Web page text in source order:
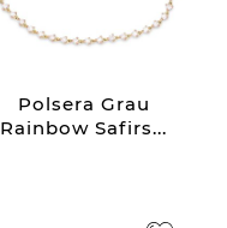
Polsera Grau
Rainbow Safirs...